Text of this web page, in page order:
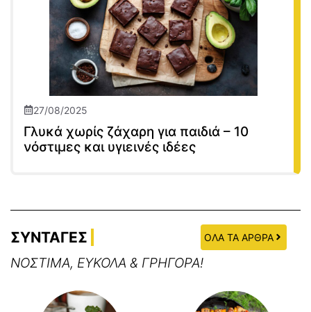
27/08/2025
Γλυκά χωρίς ζάχαρη για παιδιά – 10
νόστιμες και υγιεινές ιδέες
ΣΥΝΤΑΓΕΣ ΟΛΑ ΤΑ ΑΡΘΡΑ
ΝΟΣΤΙΜΑ, ΕΥΚΟΛΑ & ΓΡΗΓΟΡΑ!